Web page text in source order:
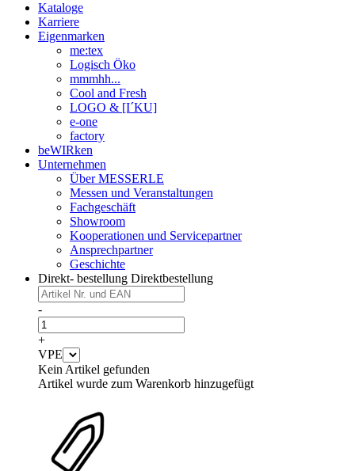
Kataloge
Karriere
Eigenmarken
me:tex
Logisch Öko
mmmhh...
Cool and Fresh
LOGO & [I´KU]
e-one
factory
beWIRken
Unternehmen
Über MESSERLE
Messen und Veranstaltungen
Fachgeschäft
Showroom
Kooperationen und Servicepartner
Ansprechpartner
Geschichte
Direkt- bestellung Direktbestellung
-
+
VPE
Kein Artikel gefunden
Artikel wurde zum Warenkorb hinzugefügt